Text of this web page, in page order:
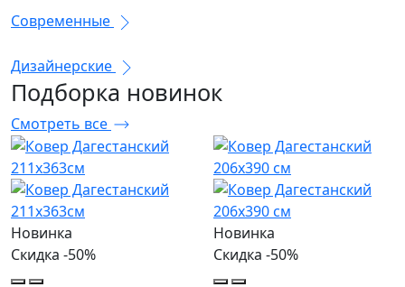
Современные
Дизайнерские
Подборка новинок
Смотреть все
Новинка
Скидка -50%
Новинка
Скидка -50%